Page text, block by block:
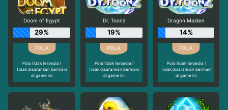
Doom of Egypt
29%
Pola tidak tersedia !
Tidak disarankan bermain
di game ini
Dr. Toonz
19%
Pola tidak tersedia !
Tidak disarankan bermain
di game ini
Dragon Maiden
14%
Pola tidak tersedia !
Tidak disarankan bermain
di game ini